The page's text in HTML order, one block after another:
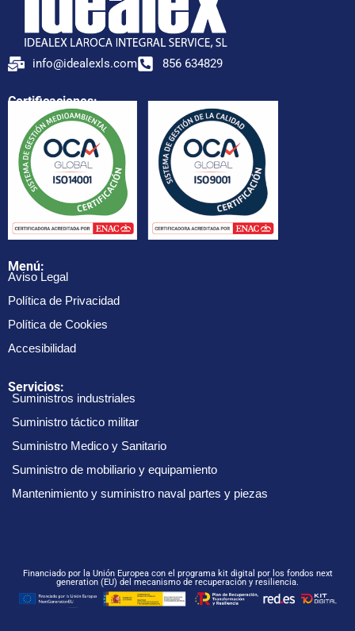
info@idealexls.com 856 634829
Certificaciones:
Menú:
Aviso Legal
Política de Privacidad
Política de Cookies
Accesibilidad
Servicios:
Suministros industriales
Suministro táctico militar
Suministro Medico y Sanitario
Suministro de mobiliario y equipamiento
Mantenimiento y suministro naval partes y piezas
Financiado por la Unión Europea con el programa kit digital por los fondos next
generation (EU) del mecanismo de recuperación y resiliencia.